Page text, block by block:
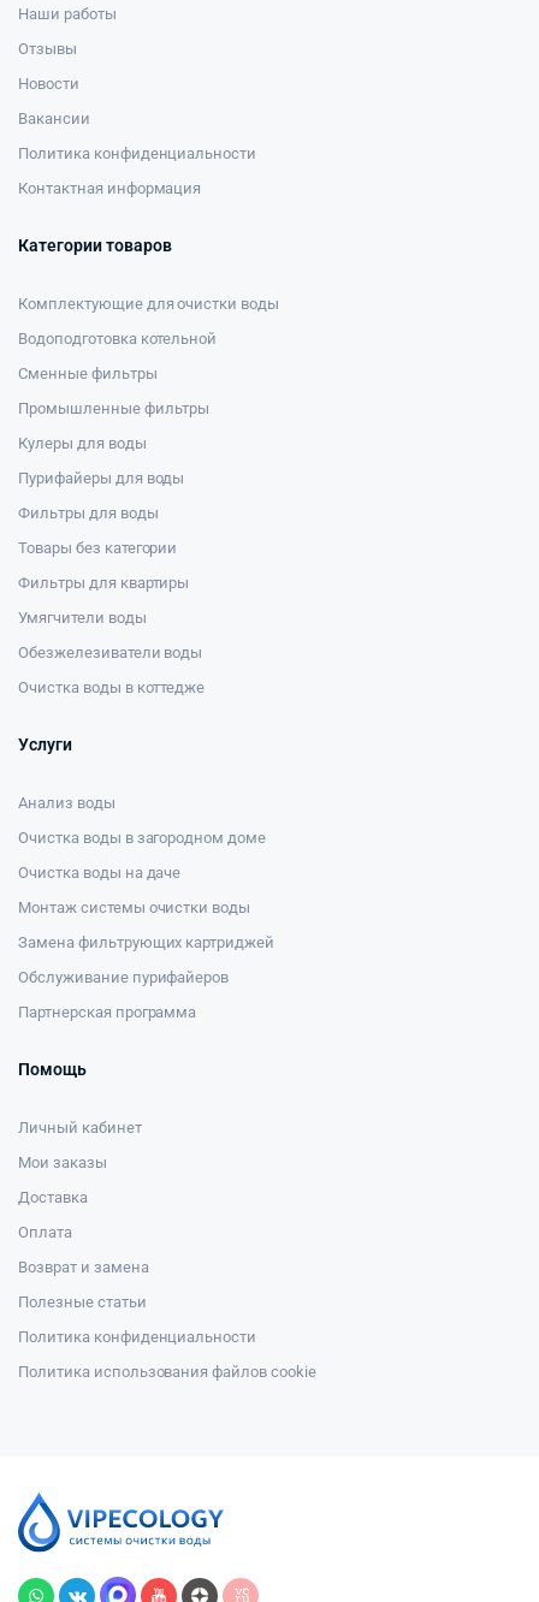
Наши работы
Отзывы
Новости
Вакансии
Политика конфиденциальности
Контактная информация
Категории товаров
Комплектующие для очистки воды
Водоподготовка котельной
Сменные фильтры
Промышленные фильтры
Кулеры для воды
Пурифайеры для воды
Фильтры для воды
Товары без категории
Фильтры для квартиры
Умягчители воды
Обезжелезиватели воды
Очистка воды в коттедже
Услуги
Анализ воды
Очистка воды в загородном доме
Очистка воды на даче
Монтаж системы очистки воды
Замена фильтрующих картриджей
Обслуживание пурифайеров
Партнерская программа
Помощь
Личный кабинет
Мои заказы
Доставка
Оплата
Возврат и замена
Полезные статьи
Политика конфиденциальности
Политика использования файлов cookie